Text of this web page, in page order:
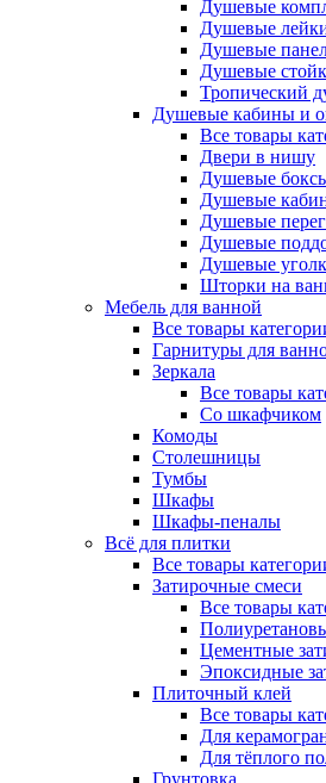
Душевые
Душевые
Душевые
Душевые
Тропический
Душевые кабины и
Все товары
Двери в нишу
Душевые
Душевые
Душевые
Душевые
Душевые
Шторки на
Мебель для ванной
Все товары
Гарнитуры для
Зеркала
Все товары
Со шкафчиком
Комоды
Столешницы
Тумбы
Шкафы
Шкафы-пеналы
Всё для плитки
Все товары
Затирочные смеси
Все товары
Цементные
Эпоксидные
Плиточный клей
Все товары
Для
Для тёплого
Грунтовка